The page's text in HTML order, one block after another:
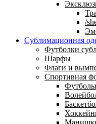
/
Сублимационная
Футболки
Шарфы
Флаги и
Спортивная